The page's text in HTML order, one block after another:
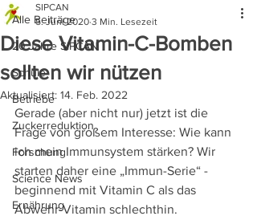
Alle Beiträge
20 Jahre SIPCAN
Schule
Betriebe
Zuckerreduktion
Forschung
Science News
Ernährung
Diese Vitamin-C-Bomben
sollten wir nützen
SIPCAN
5. Juni 2020 3 Min. Lesezeit
Aktualisiert: 14. Feb. 2022
Gerade (aber nicht nur) jetzt ist die
Frage von großem Interesse: Wie kann
ich mein Immunsystem stärken? Wir
starten daher eine „Immun-Serie“ -
beginnend mit Vitamin C als das
Abwehr-Vitamin schlechthin.